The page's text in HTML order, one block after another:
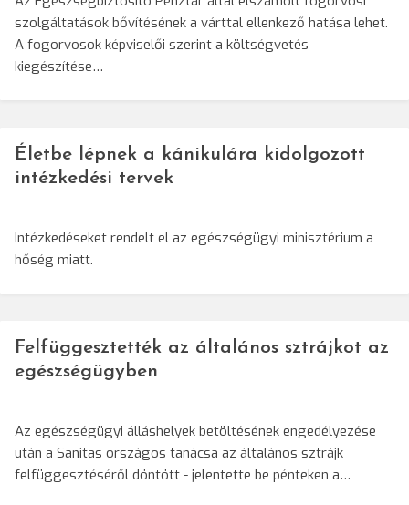
szolgáltatások bővítésének a várttal ellenkező hatása lehet.
A fogorvosok képviselői szerint a költségvetés
kiegészítése…
Életbe lépnek a kánikulára kidolgozott
intézkedési tervek
Intézkedéseket rendelt el az egészségügyi minisztérium a
hőség miatt.
Felfüggesztették az általános sztrájkot az
egészségügyben
Az egészségügyi álláshelyek betöltésének engedélyezése
után a Sanitas országos tanácsa az általános sztrájk
felfüggesztéséről döntött - jelentette be pénteken a…